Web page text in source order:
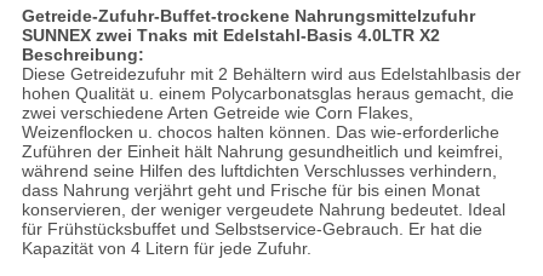
Getreide-Zufuhr-Buffet-trockene Nahrungsmittelzufuhr
SUNNEX zwei Tnaks mit Edelstahl-Basis 4.0LTR X2
Beschreibung:
Diese Getreidezufuhr mit 2 Behältern wird aus Edelstahlbasis der
hohen Qualität u. einem Polycarbonatsglas heraus gemacht, die
zwei verschiedene Arten Getreide wie Corn Flakes,
Weizenflocken u. chocos halten können. Das wie-erforderliche
Zuführen der Einheit hält Nahrung gesundheitlich und keimfrei,
während seine Hilfen des luftdichten Verschlusses verhindern,
dass Nahrung verjährt geht und Frische für bis einen Monat
konservieren, der weniger vergeudete Nahrung bedeutet. Ideal
für Frühstücksbuffet und Selbstservice-Gebrauch. Er hat die
Kapazität von 4 Litern für jede Zufuhr.